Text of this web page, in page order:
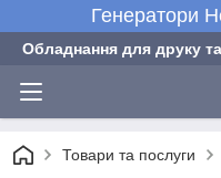
Генератори
Обладнання для друку та
Товари та послуги